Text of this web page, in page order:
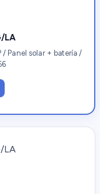
LA
Panel solar + batería /